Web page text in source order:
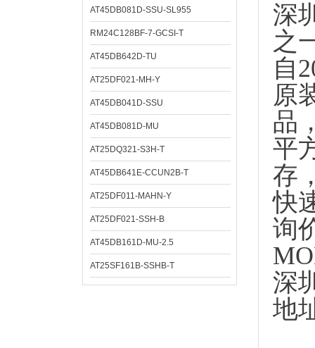
AT45DB081D-SSU-SL955
RM24C128BF-7-GCSI-T
AT45DB642D-TU
AT25DF021-MH-Y
AT45DB041D-SSU
AT45DB081D-MU
AT25DQ321-S3H-T
AT45DB641E-CCUN2B-T
AT25DF011-MAHN-Y
AT25DF021-SSH-B
AT45DB161D-MU-2.5
AT25SF161B-SSHB-T
深
之
自
原
品
平
存
快
询
深
地